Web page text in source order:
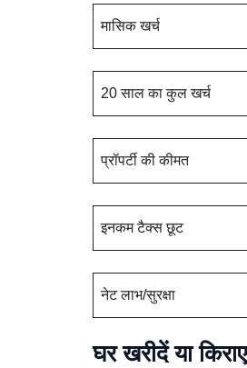
मासिक खर्च
20 साल का कुल खर्च
प्रॉपर्टी की कीमत
इनकम टैक्स छूट
नेट लाभ/सुरक्षा
घर खरीदें या